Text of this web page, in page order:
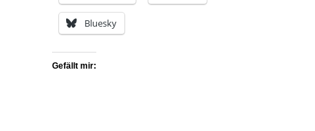
Bluesky
Gefällt mir: